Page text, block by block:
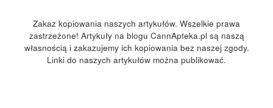
Zakaz kopiowania naszych artykułów. Wszelkie prawa
zastrzeżone! Artykuły na blogu CannApteka.pl są naszą
własnością i zakazujemy ich kopiowania bez naszej zgody.
Linki do naszych artykułów można publikować.